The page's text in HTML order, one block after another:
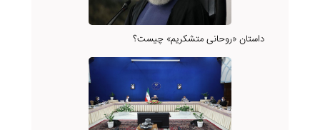
داستان «روحانی متشکریم» چیست؟